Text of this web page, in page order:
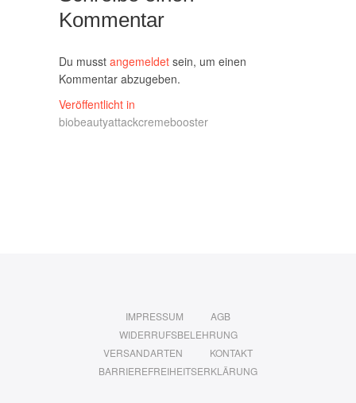
Kommentar
Du musst angemeldet sein, um einen
Kommentar abzugeben.
Beitragsnavigation
Veröffentlicht in
biobeautyattackcremebooster
IMPRESSUM
AGB
WIDERRUFSBELEHRUNG
VERSANDARTEN
KONTAKT
BARRIEREFREIHEITSERKLÄRUNG